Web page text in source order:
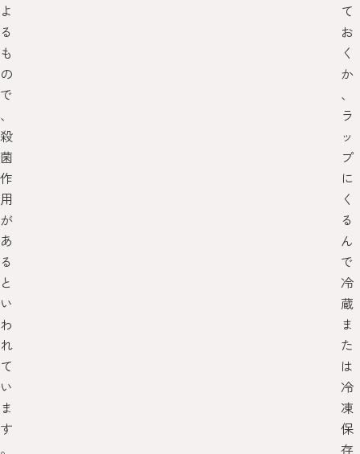
よ
る
も
の
で
、
殺
菌
作
用
が
あ
る
と
い
わ
れ
て
い
ま
す
。
て
お
く
か
、
ラ
ッ
プ
に
く
る
ん
で
冷
蔵
ま
た
は
冷
凍
保
存